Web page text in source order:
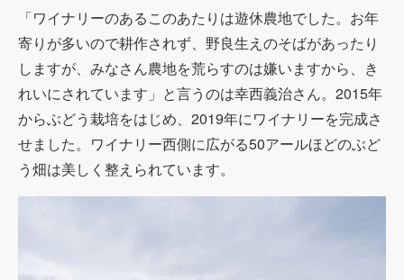
「ワイナリーのあるこのあたりは遊休農地でした。お年
寄りが多いので耕作されず、野良生えのそばがあったり
しますが、みなさん農地を荒らすのは嫌いますから、き
れいにされています」と言うのは幸西義治さん。2015年
からぶどう栽培をはじめ、2019年にワイナリーを完成さ
せました。ワイナリー西側に広がる50アールほどのぶど
う畑は美しく整えられています。